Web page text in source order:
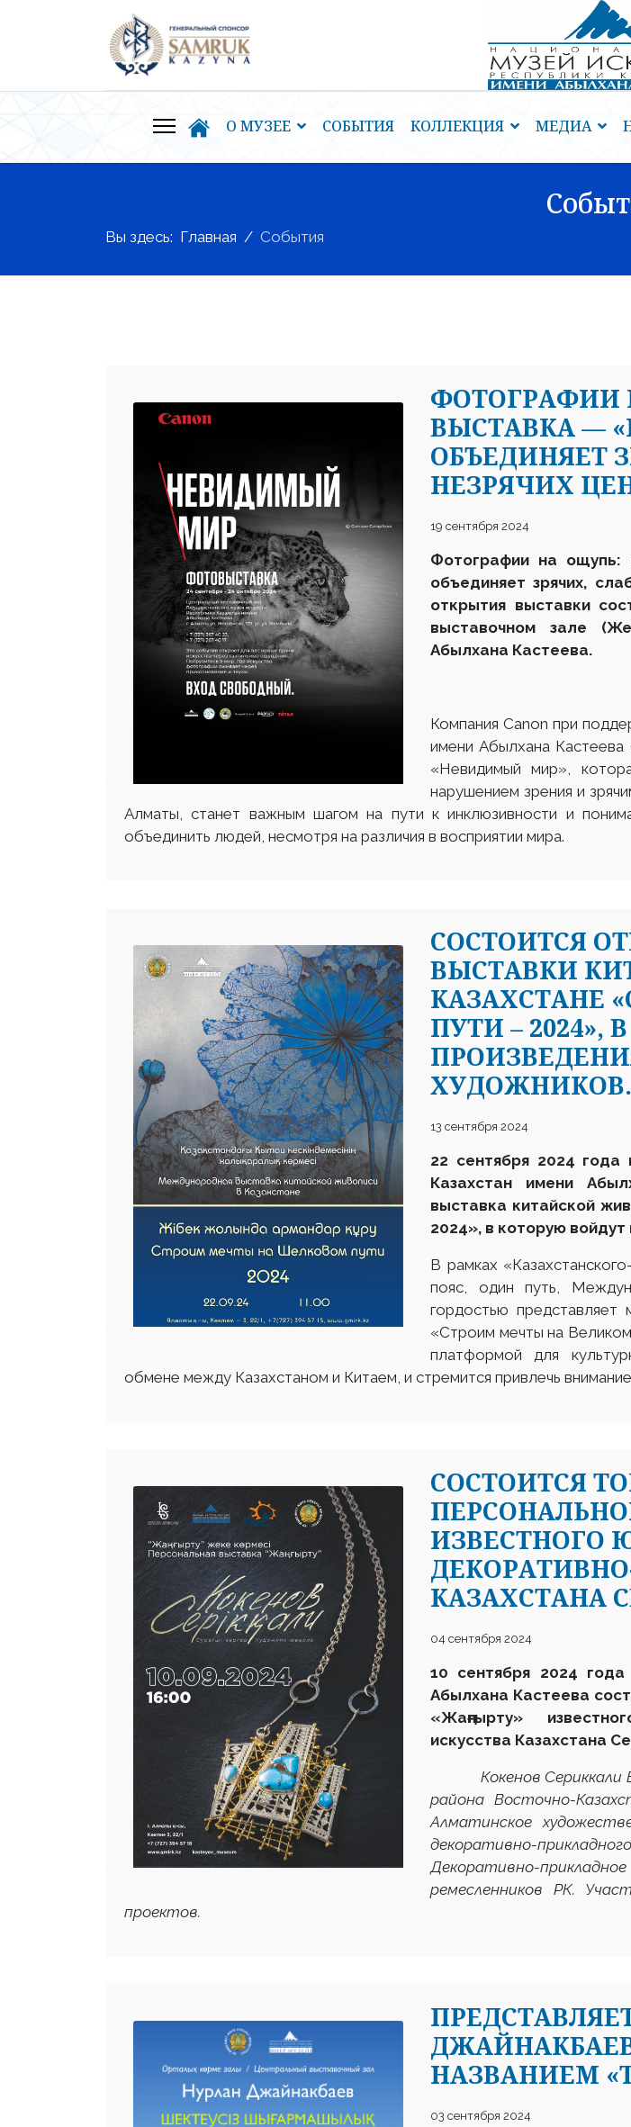
О МУЗЕЕ СОБЫТИЯ КОЛЛЕКЦИЯ МЕДИА
Вы здесь: Главная События
ФОТОГРАФИИ
ВЫСТАВКА —
ОБЪЕДИНЯЕТ
НЕЗРЯЧИХ
19 сентября 2024
Фотографии на ощупь:
объединяет зрячих,
открытия выставки
выставочном зале
Абылхана Кастеева.
Компания Canon при
имени Абылхана Кастеева
«Невидимый мир»,
нарушением зрения и
Алматы, станет важным шагом на пути к инклюзивности и
объединить людей, несмотря на различия в восприятии мира.
CОСТОИТСЯ
ВЫСТАВКИ
КАЗАХСТАНЕ
ПУТИ –
ХУДОЖНИКОВ.
13 сентября 2024
22 сентября 2024 года
Казахстан имени
выставка китайской
2024», в которую войдут
В рамках
пояс, один путь,
гордостью представляет
«Строим мечты на
платформой для
обмене между Казахстаном и Китаем, и стремится привлечь
CОСТОИТСЯ
ИЗВЕСТНОГО
КАЗАХСТАНА
04 сентября 2024
10 сентября 2024
Абылхана Кастеева
«Жаңғырту»
искусства Казахстана
Кокенов Сериккали
района Восточно-
Алматинское
декоративно-
Декоративно-
ремесленников РК.
проектов.
НАЗВАНИЕМ
03 сентября 2024